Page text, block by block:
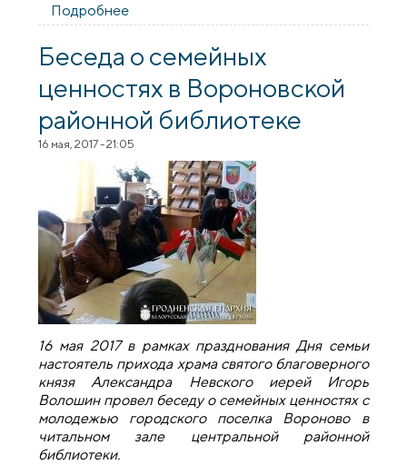
Подробнее
Великой Отечественной войны в
поселке Вороново прошел митинг-
реквием
Беседа о семейных
ценностях в Вороновской
районной библиотеке
16 мая, 2017 - 21:05
16 мая 2017 в рамках празднования Дня семьи
настоятель прихода храма святого благоверного
князя Александра Невского иерей Игорь
Волошин провел беседу о семейных ценностях с
молодежью городского поселка Вороново в
читальном зале центральной районной
библиотеки.